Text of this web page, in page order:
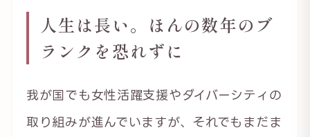
人生は長い。ほんの数年のブ
ランクを恐れずに
我が国でも女性活躍支援やダイバーシティの
取り組みが進んでいますが、それでもまだま